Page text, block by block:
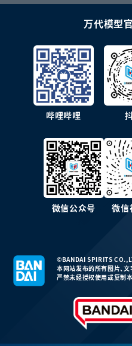
万代模型
哔哩哔哩
微信公众号 微信
©BANDAI SPIRITS
本网站发布的所有图片、文
严禁未经授权使用或复制